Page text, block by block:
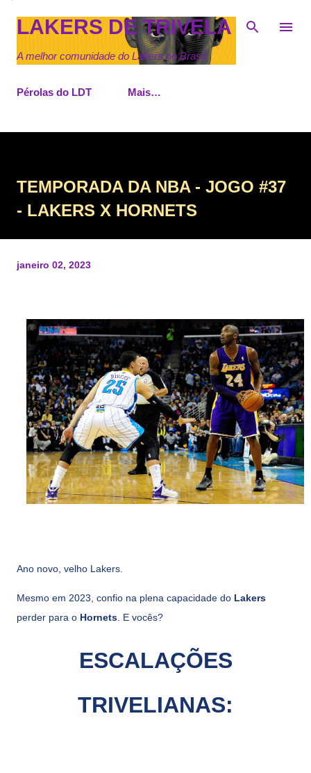
Pular para o conteúdo principal
LAKERS DE TRIVELA
A melhor comunidade do Lakers no Brasil
Pérolas do LDT Mais…
TEMPORADA DA NBA - JOGO #37
- LAKERS X HORNETS
janeiro 02, 2023
Ano novo, velho Lakers.
Mesmo em 2023, confio na plena capacidade do Lakers
perder para o Hornets . E vocês?
ESCALAÇÕES
TRIVELIANAS: